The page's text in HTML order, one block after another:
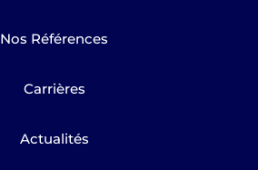
Nos Références
Carrières
Actualités